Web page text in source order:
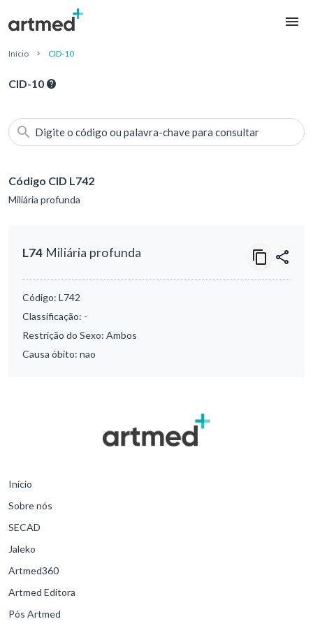
Início CID-10
CID-10
Digite o código ou palavra-chave para consultar
Código CID L742
Miliária profunda
L74 Miliária profunda
Código: L742
Classificação: -
Restrição do Sexo: Ambos
Causa óbito: nao
Início
Sobre nós
SECAD
Jaleko
Artmed360
Artmed Editora
Pós Artmed